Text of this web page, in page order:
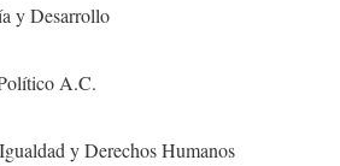
y Desarrollo
A.C.
y Derechos Humanos